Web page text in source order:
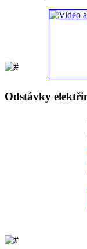
Odstávky